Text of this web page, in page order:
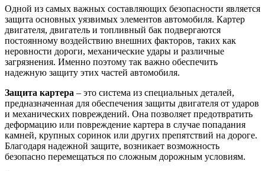
Одной из самых важных составляющих безопасности является
защита основных уязвимых элементов автомобиля. Картер
двигателя, двигатель и топливный бак подвергаются
постоянному воздействию внешних факторов, таких как
неровности дороги, механические удары и различные
загрязнения. Именно поэтому так важно обеспечить
надежную защиту этих частей автомобиля.
Защита картера – это система из специальных деталей,
предназначенная для обеспечения защиты двигателя от ударов
и механических повреждений. Она позволяет предотвратить
деформацию или повреждение картера в случае попадания
камней, крупных соринок или других препятствий на дороге.
Благодаря надежной защите, возникает возможность
безопасно перемещаться по сложным дорожным условиям.